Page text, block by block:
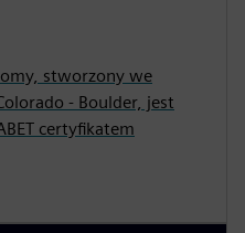
stworzony we
- Boulder, jest
certyfikatem